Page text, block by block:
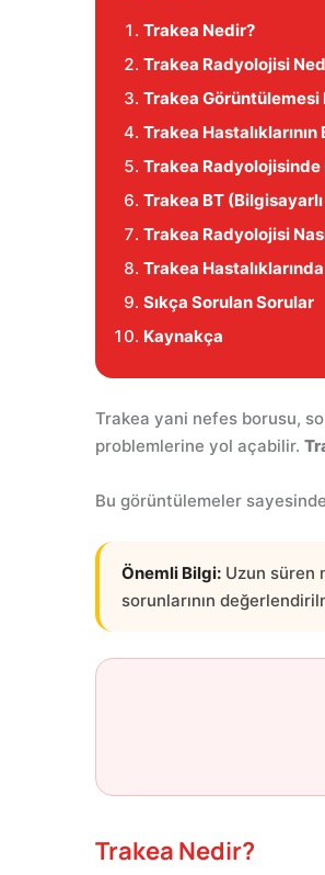
Trakea Nedir?
Trakea Radyolojisi
Trakea Görüntülemesi
Trakea
Trakea Radyolojisinde
Trakea BT
Trakea Radyolojisi
Trakea
Sıkça Sorulan Sorular
Kaynakça
Trakea yani nefes borusu,
problemlerine yol açabilir.
Bu görüntülemeler
Önemli Bilgi: Uzun süren
sorunlarının
Trakea Nedir?